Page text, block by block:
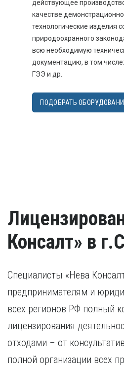
действующее
качестве
технологические изделия
природоохранного
всю необходимую
документацию, в том
ГЭЭ и др.
ПОДОБРАТЬ
Консалт» в
Специалисты «Нева
предпринимателям и
всех регионов РФ полный
лицензирования
отходами – от
полной организации всех